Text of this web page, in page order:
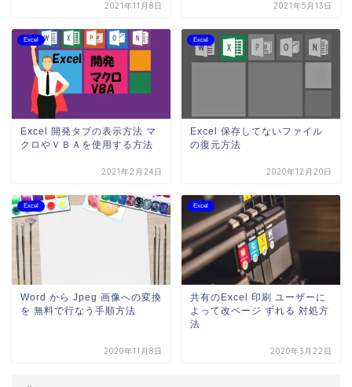
2021年11月8日 2021年5月13日
Excel
Excel 開発タブの表示方法 マ
クロやＶＢＡを使用する方法
2021年2月24日
Excel
Excel 保存してないファイル
の復元方法
2020年12月20日
Excel
Word から Jpeg 画像への変換
を 無料で行なう手順方法
2020年11月8日
Excel
共有のExcel 印刷 ユーザーに
よって改ページ ずれる 対処方
法
2020年3月22日